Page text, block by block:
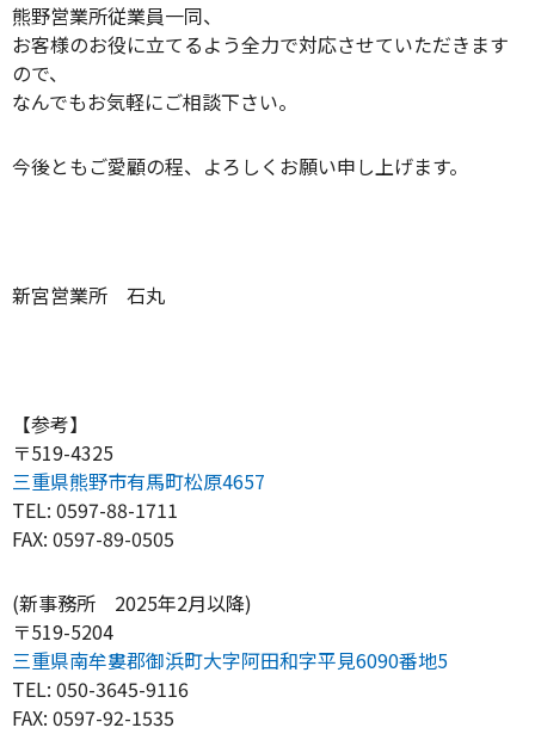
熊野営業所従業員一同、
お客様のお役に立てるよう全力で対応させていただきます
ので、
なんでもお気軽にご相談下さい。
今後ともご愛顧の程、よろしくお願い申し上げます。
新宮営業所 石丸
【参考】
〒519-4325
三重県熊野市有馬町松原4657
TEL: 0597-88-1711
FAX: 0597-89-0505
(新事務所 2025年2月以降)
〒519-5204
三重県南牟婁郡御浜町大字阿田和字平見6090番地5
TEL: 050-3645-9116
FAX: 0597-92-1535